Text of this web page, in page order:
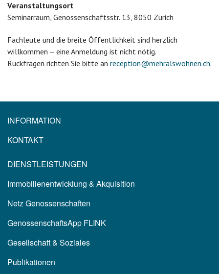
Veranstaltungsort
Seminarraum, Genossenschaftsstr. 13, 8050 Zürich
Fachleute und die breite Öffentlichkeit sind herzlich
willkommen – eine Anmeldung ist nicht nötig.
Rückfragen richten Sie bitte an reception@mehralswohnen.ch.
INFORMATION
KONTAKT
DIENSTLEISTUNGEN
Immobilienentwicklung & Akquisition
Netz Genossenschaften
GenossenschaftsApp FLINK
Gesellschaft & Soziales
Publikationen